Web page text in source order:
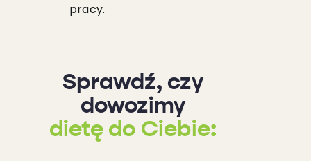
pracy.
Sprawdź, czy
dowozimy
dietę do Ciebie: